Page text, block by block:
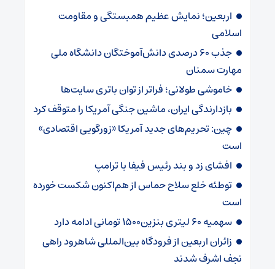
اربعین؛ نمایش عظیم همبستگی و مقاومت
اسلامی
جذب ۶۰ درصدی دانش‌آموختگان دانشگاه ملی
مهارت سمنان
خاموشی طولانی؛ فراتر از توان باتری سایت‌ها
بازدارندگی ایران، ماشین جنگی آمریکا را متوقف کرد
چین: تحریم‌های جدید آمریکا «زورگویی اقتصادی»
است
افشای زد و بند رئیس فیفا با ترامپ
توطئه خلع سلاح حماس از هم‌اکنون شکست خورده
است
سهمیه ۶۰ لیتری بنزین۱۵۰۰ تومانی ادامه دارد
زائران اربعین از فرودگاه بین‌المللی شاهرود راهی
نجف اشرف شدند